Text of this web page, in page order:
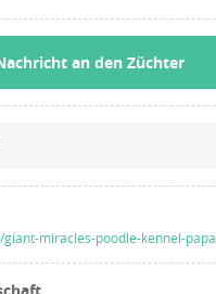
an den Züchter
miracles-poodle-kennel-papa